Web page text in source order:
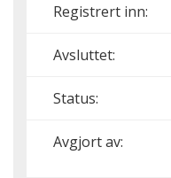
Registrert inn:
Avsluttet:
Status:
Avgjort av: